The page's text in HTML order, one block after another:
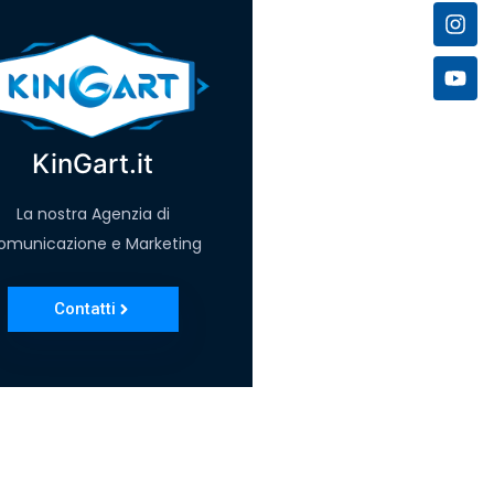
KinGart.it
La nostra Agenzia di
e Marketing
Contatti